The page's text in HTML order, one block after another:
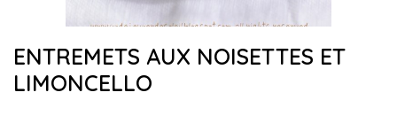
ENTREMETS AUX NOISETTES ET
LIMONCELLO